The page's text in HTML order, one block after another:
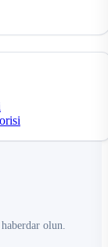
olun.